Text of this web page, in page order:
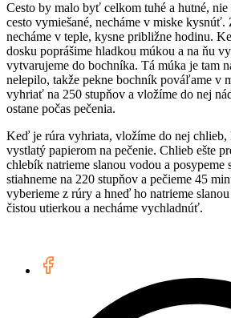
Cesto by malo byť celkom tuhé a hutné,
cesto vymiešané, necháme v miske kysnúť.
necháme v teple, kysne približne hodinu.
dosku poprášime hladkou múkou a na ňu
vytvarujeme do bochníka. Tá múka je tam
nelepilo, takže pekne bochník pováľame v
vyhriať na 250 stupňov a vložíme do nej
ostane počas pečenia.
Keď je rúra vyhriata, vložíme do nej chlieb,
vystlatý papierom na pečenie. Chlieb ešte
chlebík natrieme slanou vodou a posypeme
stiahneme na 220 stupňov a pečieme 45
vyberieme z rúry a hneď ho natrieme
čistou utierkou a necháme vychladnúť.